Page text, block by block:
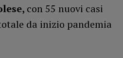
con 55 nuovi casi
da inizio pandemia